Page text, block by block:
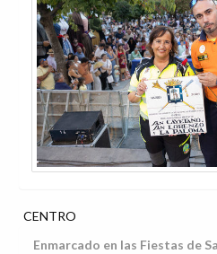
CENTRO
Enmarcado en las Fiestas de